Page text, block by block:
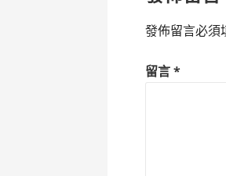
發佈留言必須
留言*